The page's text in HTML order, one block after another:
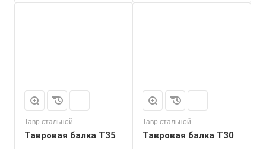
Тавр стальной
Тавровая балка T35
Тавр стальной
Тавровая балка T30